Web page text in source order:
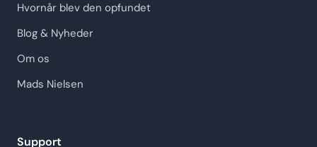
Hvornår blev den opfundet
Blog & Nyheder
Om os
Mads Nielsen
Support